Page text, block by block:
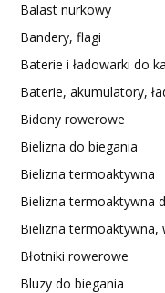
Balast nurkowy
Bandery, flagi
Baterie i ładowarki do
Baterie, akumulatory,
Bidony rowerowe
Bielizna do biegania
Bielizna termoaktywna
Bielizna termoaktywna
Bielizna termoaktywna,
Błotniki rowerowe
Bluzy do biegania